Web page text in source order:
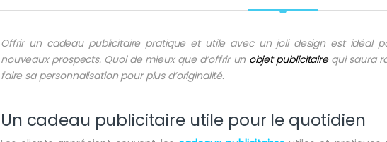
Offrir un cadeau publicitaire pratique et utile avec un joli design est idéal
nouveaux prospects. Quoi de mieux que d’offrir un objet publicitairequi saura
faire sa personnalisation pour plus d’originalité.
Un cadeau publicitaire utile pour le quotidien